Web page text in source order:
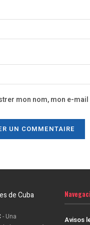
mon nom, mon e-
- Una
Avisos